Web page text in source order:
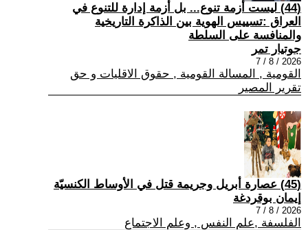
(44) ليست أزمة تنوع... بل أزمة إدارة للتنوع في
العراق :تسييس الهوية بين الذاكرة التاريخية
والمنافسة على السلطة
جوتيار تمر
2026 / 8 / 7
القومية , المسالة القومية , حقوق الاقليات و حق
تقرير المصير
(45) عصارة أبريل وجريمة قتل في الأوساط الكنسيّة
إيمان بوقردغة
2026 / 8 / 7
الفلسفة ,علم النفس , وعلم الاجتماع